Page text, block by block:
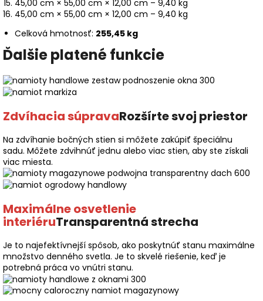
45,00 cm × 55,00 cm × 12,00 cm – 9,40 kg
45,00 cm × 55,00 cm × 12,00 cm – 9,40 kg
Celková hmotnosť: 255,45 kg
Ďalšie platené funkcie
Zdvíhacia súpravaRozšírte svoj priestor
Na zdvíhanie bočných stien si môžete zakúpiť špeciálnu
sadu. Môžete zdvihnúť jednu alebo viac stien, aby ste získali
viac miesta.
Maximálne osvetlenie
interiéruTransparentná strecha
Je to najefektívnejší spôsob, ako poskytnúť stanu maximálne
množstvo denného svetla. Je to skvelé riešenie, keď je
potrebná práca vo vnútri stanu.